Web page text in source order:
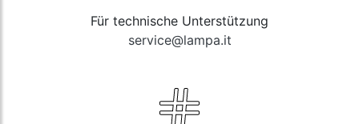
Für technische Unterstützung
service@lampa.it